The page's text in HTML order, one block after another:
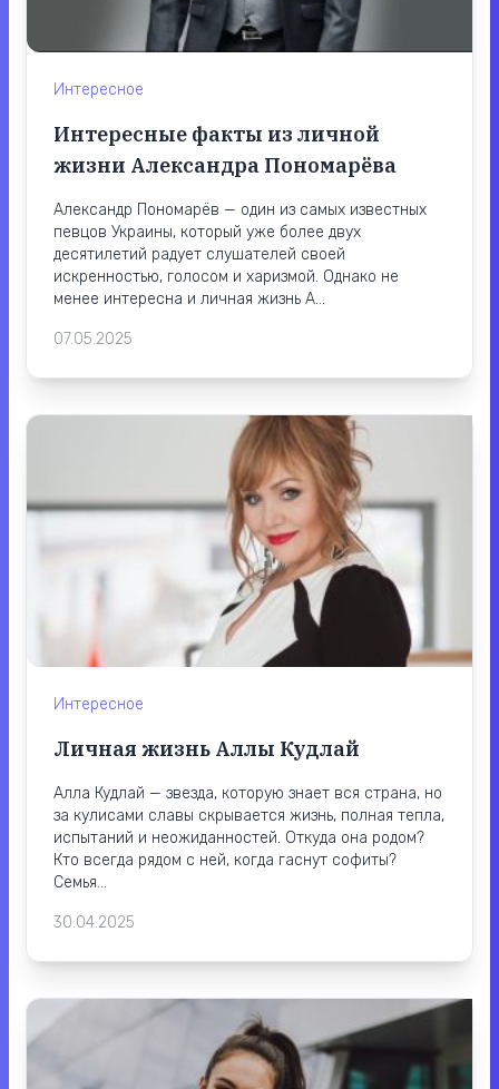
Интересное
Интересные факты из личной
жизни Александра Пономарёва
Александр Пономарёв — один из самых известных
певцов Украины, который уже более двух
десятилетий радует слушателей своей
искренностью, голосом и харизмой. Однако не
менее интересна и личная жизнь А...
07.05.2025
Интересное
Личная жизнь Аллы Кудлай
Алла Кудлай — звезда, которую знает вся страна, но
за кулисами славы скрывается жизнь, полная тепла,
испытаний и неожиданностей. Откуда она родом?
Кто всегда рядом с ней, когда гаснут софиты?
Семья...
30.04.2025